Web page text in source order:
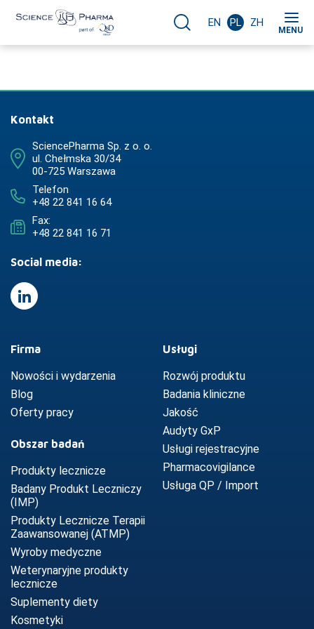
MENU
ZH
PL
EN
Kontakt
SciencePharma Sp. z o. o.
ul. Chełmska 30/34
00-725 Warszawa
Telefon
+48 22 841 16 64
Fax:
+48 22 841 16 71
Social media:
Firma
Nowości i wydarzenia
Blog
Oferty pracy
Obszar badań
Produkty lecznicze
Badany Produkt Leczniczy
(IMP)
Produkty Lecznicze Terapii
Zaawansowanej (ATMP)
Wyroby medyczne
Weterynaryjne produkty
lecznicze
Suplementy diety
Kosmetyki
Usługi
Rozwój produktu
Badania kliniczne
Jakość
Audyty GxP
Usługi rejestracyjne
Pharmacovigilance
Usługa QP / Import